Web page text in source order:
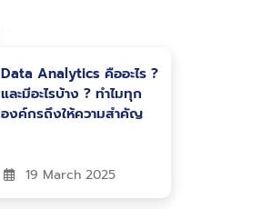
Data Analytics คืออะไร ?
และมีอะไรบ้าง ? ทำไมทุก
องค์กรถึงให้ความสำคัญ
19 March 2025